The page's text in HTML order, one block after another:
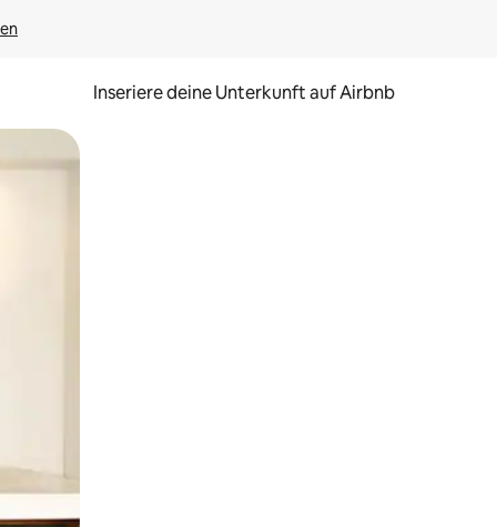
Inseriere deine Unterkunft auf Airbnb
oder Wischgesten.